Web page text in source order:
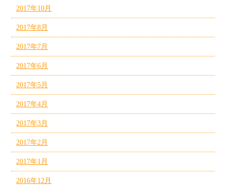
2017年10月
2017年8月
2017年7月
2017年6月
2017年5月
2017年4月
2017年3月
2017年2月
2017年1月
2016年12月